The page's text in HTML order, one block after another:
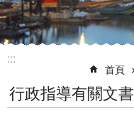
:::
首頁
行政指導有關文書